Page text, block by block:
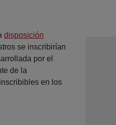
disposición
se inscribirían
por el
de la
en los